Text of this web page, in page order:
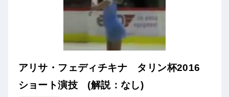
アリサ・フェディチキナ タリン杯2016
ショート演技 (解説：なし)